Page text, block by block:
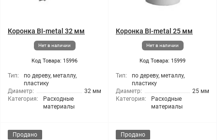
Коронка BI-metal 32 мм
Нет в наличии
Код Товара: 15996
Тип:
по дереву, металлу,
пластику
Диаметр:
32 мм
Категория:
Расходные
материалы
Коронка BI-metal 25 мм
Нет в наличии
Код Товара: 15999
Тип:
по дереву, металлу,
пластику
Диаметр:
25 мм
Категория:
Расходные
материалы
Продано Продано